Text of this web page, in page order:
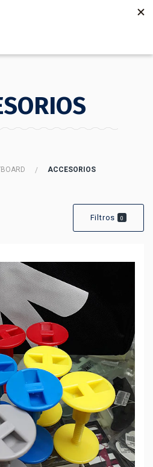
ACCESORIOS
Filtros 0